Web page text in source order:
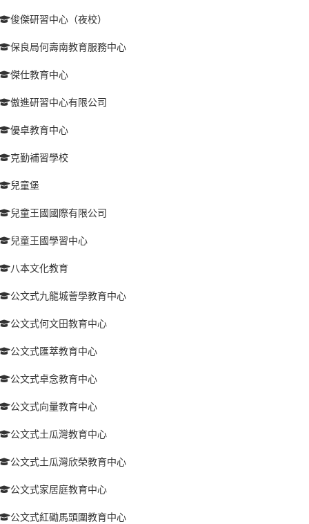
俊傑研習中心（夜校）
保良局何壽南教育服務中心
傑仕教育中心
傲進研習中心有限公司
優卓教育中心
克勤補習學校
兒童堡
兒童王國國際有限公司
兒童王國學習中心
八本文化教育
公文式九龍城薈學教育中心
公文式何文田教育中心
公文式匯萃教育中心
公文式卓念教育中心
公文式向量教育中心
公文式土瓜灣教育中心
公文式土瓜灣欣榮教育中心
公文式家居庭教育中心
公文式紅磡馬頭圍教育中心